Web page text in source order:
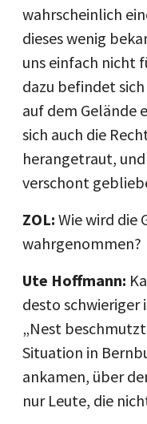
wahrscheinlich
dieses wenig
uns einfach nicht
dazu befindet
auf dem Gelände
sich auch die
herangetraut,
verschont
ZOL: Wie wird die
wahrgenommen?
Ute Hoffmann:
desto schwieriger
„Nest
Situation in
ankamen, über
nur Leute, die